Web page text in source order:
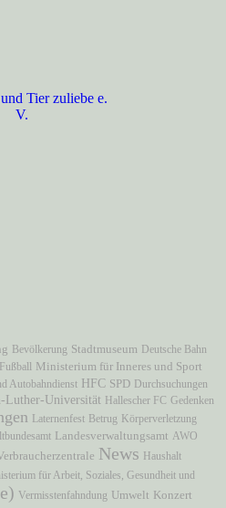
Bevölkerung Stadtmuseum Deutsche Bahn
Fußball Ministerium für Inneres und Sport
Autobahndienst HFC SPD Durchsuchungen
Luther-Universität Hallescher FC Gedenken
Laternenfest Betrug Körperverletzung
Landesverwaltungsamt AWO
News Haushalt
für Arbeit, Soziales, Gesundheit und
Vermisstenfahndung Umwelt Konzert